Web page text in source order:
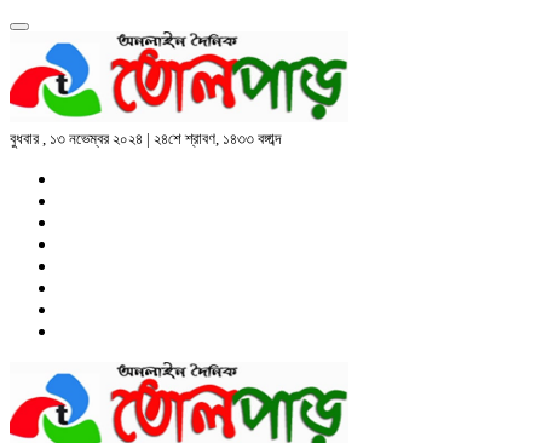
বুধবার , ১৩ নভেম্বর ২০২৪ | ২৪শে শ্রাবণ, ১৪৩৩ বঙ্গাব্দ